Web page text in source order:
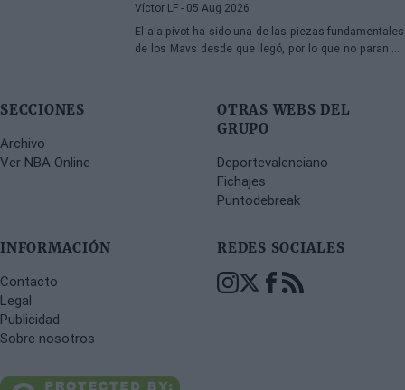
Víctor LF - 05 Aug 2026
El ala-pívot ha sido una de las piezas fundamentales
de los Mavs desde que llegó, por lo que no paran de
SECCIONES
Archivo
Ver NBA Online
OTRAS WEBS DEL
GRUPO
Deportevalenciano
Fichajes
Puntodebreak
INFORMACIÓN
Contacto
Legal
Publicidad
Sobre nosotros
REDES SOCIALES